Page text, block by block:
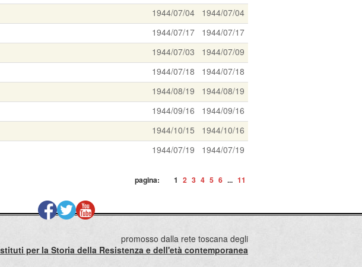
1944/07/04
1944/07/04
1944/07/17
1944/07/17
1944/07/03
1944/07/09
1944/07/18
1944/07/18
1944/08/19
1944/08/19
1944/09/16
1944/09/16
1944/10/15
1944/10/16
1944/07/19 1944/07/19
pagina: 1 2 3 4 5 6 ... 11
promosso dalla rete toscana degli
per la Storia della Resistenza e dell'età contemporanea